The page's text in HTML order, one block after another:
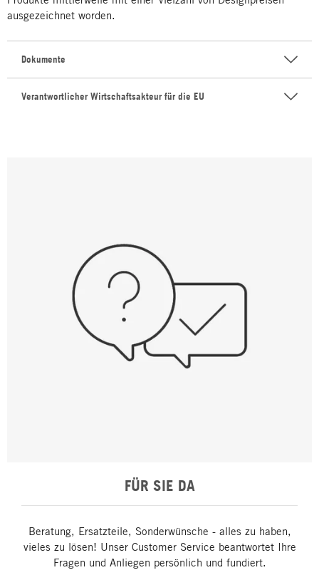
ausgezeichnet worden.
Dokumente
Verantwortlicher Wirtschaftsakteur für die EU
FÜR SIE DA
Beratung, Ersatzteile, Sonderwünsche - alles zu haben,
vieles zu lösen! Unser Customer Service beantwortet Ihre
Fragen und Anliegen persönlich und fundiert.